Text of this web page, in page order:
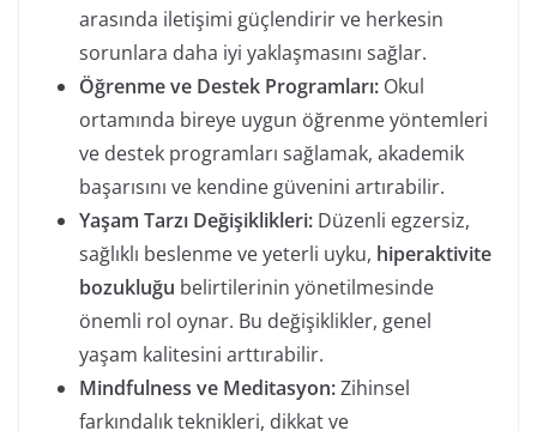
arasında iletişimi güçlendirir ve herkesin
sorunlara daha iyi yaklaşmasını sağlar.
Öğrenme ve Destek Programları: Okul
ortamında bireye uygun öğrenme yöntemleri
ve destek programları sağlamak, akademik
başarısını ve kendine güvenini artırabilir.
Yaşam Tarzı Değişiklikleri: Düzenli egzersiz,
sağlıklı beslenme ve yeterli uyku, hiperaktivite
bozukluğu belirtilerinin yönetilmesinde
önemli rol oynar. Bu değişiklikler, genel
yaşam kalitesini arttırabilir.
Mindfulness ve Meditasyon:Zihinsel
farkındalık teknikleri, dikkat ve